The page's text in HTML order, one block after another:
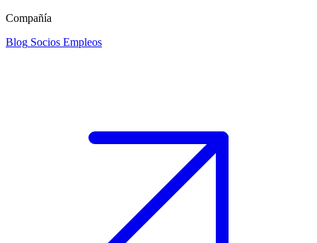
Compañía
Blog Socios Empleos